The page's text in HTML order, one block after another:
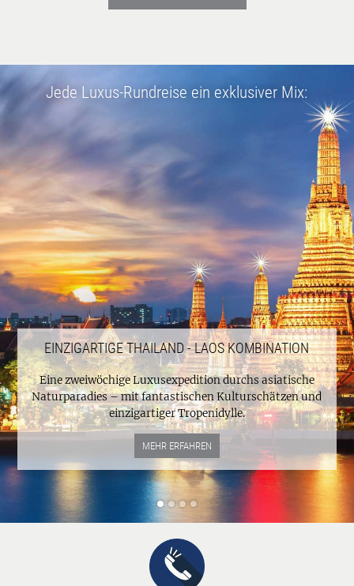
EINZIGARTIGE THAILAND - LAOS KOMBINATION
Eine zweiwöchige Luxusexpedition durchs asiatische
Naturparadies – mit fantastischen Kulturschätzen und
einzigartiger Tropenidylle.
MEHR ERFAHREN
Jede Luxus-Rundreise ein exklusiver Mix: